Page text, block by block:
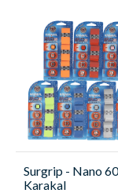
Surgrip - Nano
Karakal